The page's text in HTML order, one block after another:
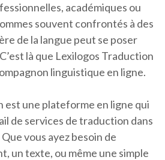
académiques ou
souvent confrontés à des
de la langue peut se poser
là que Lexilogos Traduction
linguistique en ligne.
est une plateforme en ligne qui
de services de traduction dans
vous ayez besoin de
un texte, ou même une simple